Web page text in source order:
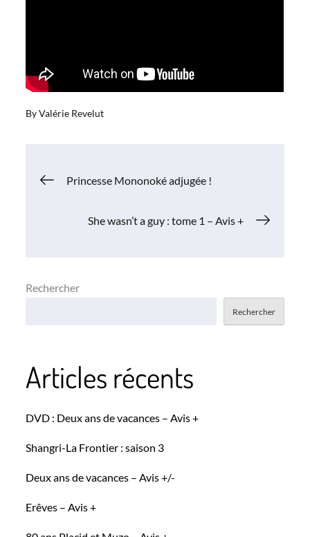
ByValérie Revelut
Navigation
Princesse Mononoké adjugée !
She wasn’t a guy : tome 1 – Avis +
Rechercher
Rechercher
Articles récents
DVD : Deux ans de vacances – Avis +
Shangri-La Frontier : saison 3
Deux ans de vacances – Avis +/-
Erêves – Avis +